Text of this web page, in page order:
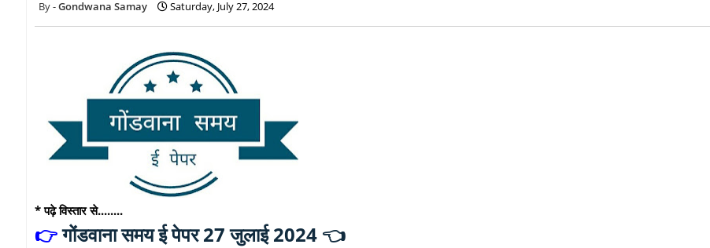
Gondwana Samay Saturday, July 27, 2024
* पढ़े विस्तार से........
👉गोंडवाना समय ई पेपर 27 जुलाई 2024 👈